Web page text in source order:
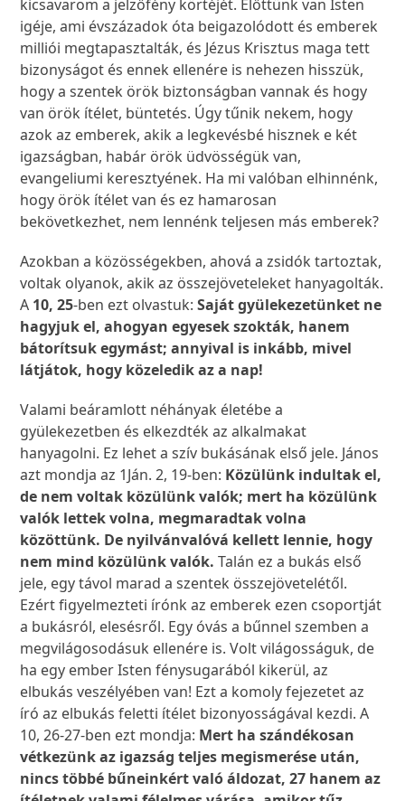
kicsavarom a jelzőfény körtéjét. Előttünk van Isten
igéje, ami évszázadok óta beigazolódott és emberek
milliói megtapasztalták, és Jézus Krisztus maga tett
bizonyságot és ennek ellenére is nehezen hisszük,
hogy a szentek örök biztonságban vannak és hogy
van örök ítélet, büntetés. Úgy tűnik nekem, hogy
azok az emberek, akik a legkevésbé hisznek e két
igazságban, habár örök üdvösségük van,
evangeliumi keresztyének. Ha mi valóban elhinnénk,
hogy örök ítélet van és ez hamarosan
bekövetkezhet, nem lennénk teljesen más emberek?
Azokban a közösségekben, ahová a zsidók tartoztak,
voltak olyanok, akik az összejöveteleket hanyagolták.
A 10, 25-ben ezt olvastuk:Saját gyülekezetünket ne
hagyjuk el, ahogyan egyesek szokták, hanem
bátorítsuk egymást; annyival is inkább, mivel
látjátok, hogy közeledik az a nap!
Valami beáramlott néhányak életébe a
gyülekezetben és elkezdték az alkalmakat
hanyagolni. Ez lehet a szív bukásának első jele. János
azt mondja az 1Ján. 2, 19-ben: Közülünk indultak el,
de nem voltak közülünk valók; mert ha közülünk
valók lettek volna, megmaradtak volna
közöttünk. De nyilvánvalóvá kellett lennie, hogy
nem mind közülünk valók.Talán ez a bukás első
jele, egy távol marad a szentek összejövetelétől.
Ezért figyelmezteti írónk az emberek ezen csoportját
a bukásról, elesésről. Egy óvás a bűnnel szemben a
megvilágosodásuk ellenére is. Volt világosságuk, de
ha egy ember Isten fénysugarából kikerül, az
elbukás veszélyében van! Ezt a komoly fejezetet az
író az elbukás feletti ítélet bizonyosságával kezdi. A
10, 26-27-ben ezt mondja: Mert ha szándékosan
vétkezünk az igazság teljes megismerése után,
nincs többé bűneinkért való áldozat, 27 hanem az